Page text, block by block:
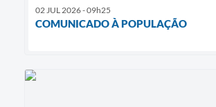
02 JUL 2026 - 09h25
COMUNICADO À POPULAÇÃO